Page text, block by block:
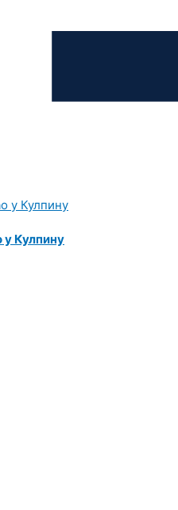
у Кулпину